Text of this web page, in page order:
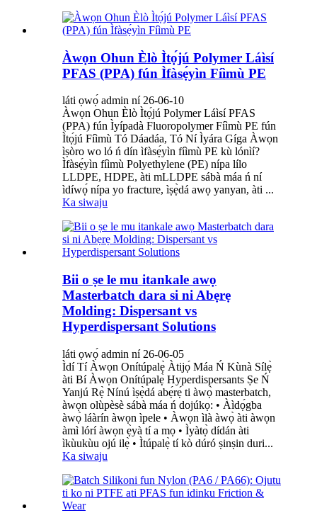
Àwọn Ohun Èlò Ìtọ́jú Polymer Láìsí
PFAS (PPA) fún Ìfàsẹ́yìn Fíìmù PE
láti ọwọ́ admin ní 26-06-10
Àwọn Ohun Èlò Ìtọ́jú Polymer Láìsí PFAS
(PPA) fún Ìyípadà Fluoropolymer Fíìmù PE fún
Ìtọ́jú Fíìmù Tó Dáadáa, Tó Ní Ìyára Gíga Àwọn
ìṣòro wo ló ń dín ìfàsẹ́yìn fíìmù PE kù lónìí?
Ìfàsẹ́yìn fíìmù Polyethylene (PE) nípa lílo
LLDPE, HDPE, àti mLLDPE sábà máa ń ní
ìdíwọ́ nípa yo fracture, ìṣẹ̀dá awọ yanyan, àti ...
Ka siwaju
Bii o ṣe le mu itankale awọ
Masterbatch dara si ni Abẹrẹ
Molding: Dispersant vs
Hyperdispersant Solutions
láti ọwọ́ admin ní 26-06-05
Ìdí Tí Àwọn Onítúpalẹ̀ Àtijọ́ Máa Ń Kùnà Sílẹ̀
àti Bí Àwọn Onítúpalẹ̀ Hyperdispersants Ṣe Ń
Yanjú Rẹ̀ Nínú ìṣẹ̀dá abẹ́rẹ́ ti àwọ̀ masterbatch,
àwọn olùpèsè sábà máa ń dojúkọ: • Àìdọ́gba
àwọ̀ láàrín àwọn ìpele • Àwọn ìlà àwọ̀ àti àwọn
àmì lórí àwọn ẹ̀yà tí a mọ • Ìyàtọ̀ dídán àti
ìkùukùu ojú ilẹ̀ • Ìtúpalẹ̀ tí kò dúró ṣinṣin duri...
Ka siwaju